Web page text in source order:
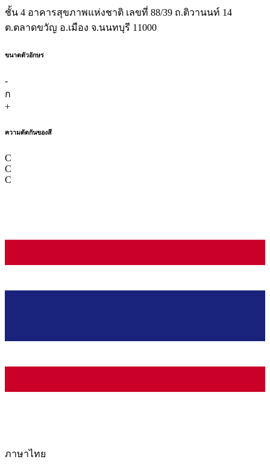
ชั้น 4 อาคารสุขภาพแห่งชาติ เลขที่ 88/39 ถ.ติวานนท์ 14
ต.ตลาดขวัญ อ.เมือง จ.นนทบุรี 11000
ขนาดตัวอักษร
-
ก
+
ความตัดกันของสี
C
C
C
ภาษาไทย